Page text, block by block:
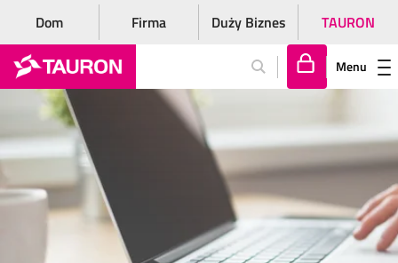
Dom Firma Duży Biznes TAURON
lo
gu
j
si
Menu